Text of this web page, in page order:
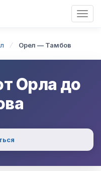
Орел — Тамбов
Орла до